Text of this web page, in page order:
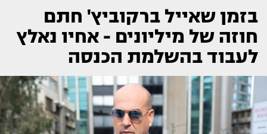
בזמן שאייל ברקוביץ' חתם
חוזה של מיליונים - אחיו נאלץ
לעבוד בהשלמת הכנסה